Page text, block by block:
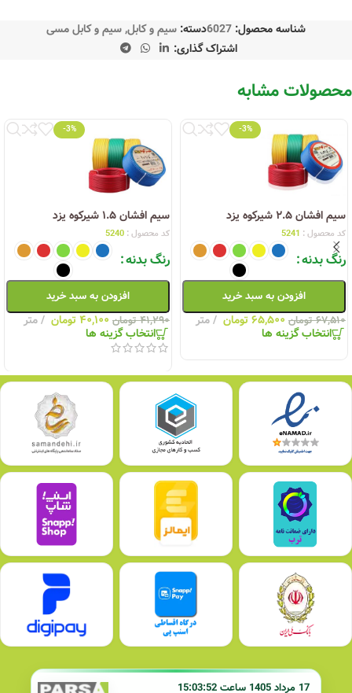
شناسه محصول: 6027دسته: سیم و کابل,سیم و کابل مسی
اشتراک گذاری:
محصولات مشابه
-3%
سیم افشان ۲.۵ شیرکوه یزد
کد محصول : 5241
رنگ بدنه
افزودن به سبد خرید
۶۷,۵۱۰ تومان ۶۵,۵۰۰تومان متر
انتخاب گزینه ها
-3%
سیم افشان ۱.۵ شیرکوه یزد
کد محصول : 5240
رنگ بدنه
افزودن به سبد خرید
۴۱,۲۹۰ تومان ۴۰,۱۰۰ تومان متر
انتخاب گزینه ها
17 مرداد 1405 ساعت 15:03:52